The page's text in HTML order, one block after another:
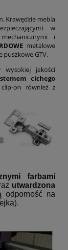
Krawędzie mebla
w
i
metalowe
puszkowe GTV.
jakości
cichego
on również z
farbami
utwardzona
odporność na